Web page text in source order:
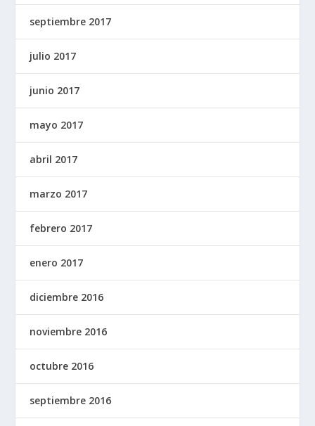
septiembre 2017
julio 2017
junio 2017
mayo 2017
abril 2017
marzo 2017
febrero 2017
enero 2017
diciembre 2016
noviembre 2016
octubre 2016
septiembre 2016